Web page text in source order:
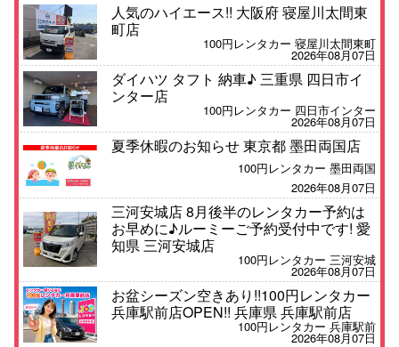
人気のハイエース!! 大阪府 寝屋川太間東
町店
100円レンタカー 寝屋川太間東町
2026年08月07日
ダイハツ タフト 納車♪ 三重県 四日市イ
ンター店
100円レンタカー 四日市インター
2026年08月07日
夏季休暇のお知らせ 東京都 墨田両国店
100円レンタカー 墨田両国
2026年08月07日
三河安城店 8月後半のレンタカー予約は
お早めに♪ルーミーご予約受付中です! 愛
知県 三河安城店
100円レンタカー 三河安城
2026年08月07日
お盆シーズン空きあり!!100円レンタカー
兵庫駅前店OPEN!! 兵庫県 兵庫駅前店
100円レンタカー 兵庫駅前
2026年08月07日